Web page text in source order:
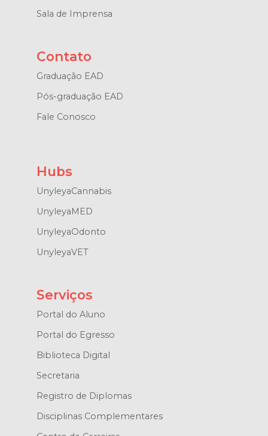
Sala de Imprensa
Contato
Graduação EAD
Pós-graduação EAD
Fale Conosco
Hubs
UnyleyaCannabis
UnyleyaMED
UnyleyaOdonto
UnyleyaVET
Serviços
Portal do Aluno
Portal do Egresso
Biblioteca Digital
Secretaria
Registro de Diplomas
Disciplinas Complementares